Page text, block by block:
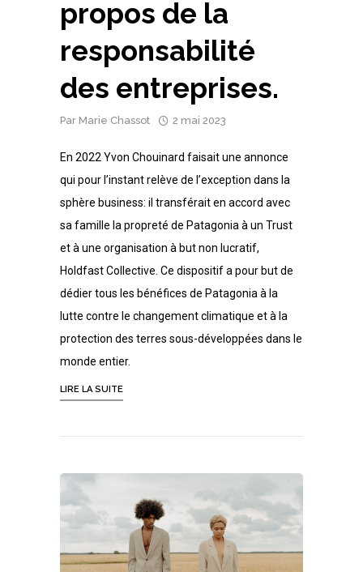
propos de la
responsabilité
des entreprises.
Par Marie Chassot 2 mai 2023
En 2022 Yvon Chouinard faisait une annonce
qui pour l’instant relève de l’exception dans la
sphère business: il transférait en accord avec
sa famille la propreté de Patagonia à un Trust
et à une organisation à but non lucratif,
Holdfast Collective. Ce dispositif a pour but de
dédier tous les bénéfices de Patagonia à la
lutte contre le changement climatique et à la
protection des terres sous-développées dans le
monde entier.
LIRE LA SUITE